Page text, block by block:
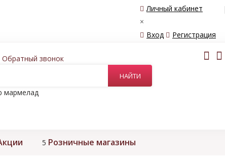
Личный кабинет
×
Вход
Регистрация
Обратный звонок
мармелад
5 Розничные магазины